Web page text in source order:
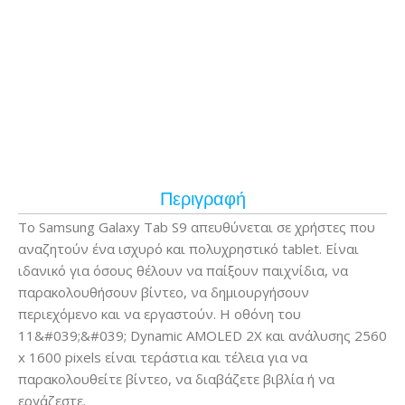
Περιγραφή
Το Samsung Galaxy Tab S9 απευθύνεται σε χρήστες που
αναζητούν ένα ισχυρό και πολυχρηστικό tablet. Είναι
ιδανικό για όσους θέλουν να παίξουν παιχνίδια, να
παρακολουθήσουν βίντεο, να δημιουργήσουν
περιεχόμενο και να εργαστούν. Η οθόνη του
11&#039;&#039; Dynamic AMOLED 2X και ανάλυσης 2560
x 1600 pixels είναι τεράστια και τέλεια για να
παρακολουθείτε βίντεο, να διαβάζετε βιβλία ή να
εργάζεστε.